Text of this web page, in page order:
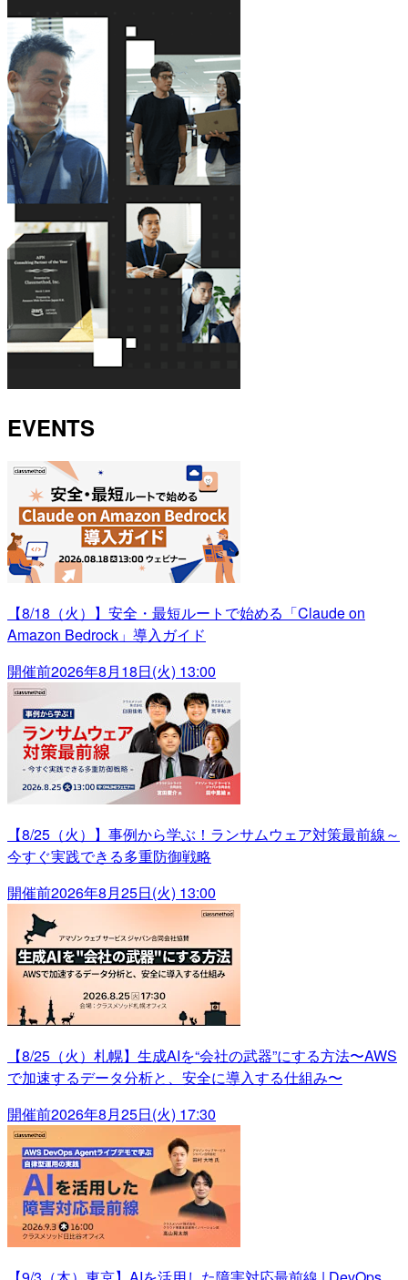
EVENTS
【8/18（火）】安全・最短ルートで始める「Claude on
Amazon Bedrock」導入ガイド
開催前2026年8月18日(火) 13:00
【8/25（火）】事例から学ぶ！ランサムウェア対策最前線～
今すぐ実践できる多重防御戦略
開催前2026年8月25日(火) 13:00
【8/25（火）札幌】生成AIを“会社の武器”にする方法〜AWS
で加速するデータ分析と、安全に導入する仕組み〜
開催前2026年8月25日(火) 17:30